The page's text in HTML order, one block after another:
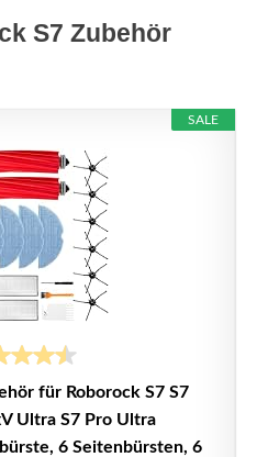
S7 Zubehör
SALE
für Roborock S7 S7
Ultra S7 Pro Ultra
6 Seitenbürsten, 6